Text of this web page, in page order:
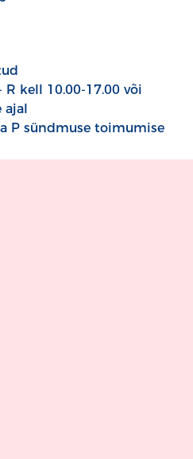
R kell 10.00-17.00 või
ajal
P sündmuse toimumise